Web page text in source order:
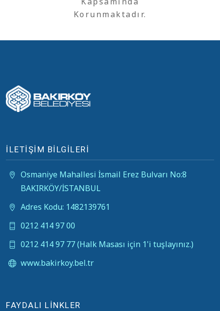
Korunmaktadır.
İLETİŞİM BİLGİLERİ
Osmaniye Mahallesi İsmail Erez Bulvarı No:8
BAKIRKÖY/İSTANBUL
Adres Kodu: 1482139761
0212 414 97 00
0212 414 97 77 (Halk Masası için 1'i tuşlayınız.)
www.bakirkoy.bel.tr
FAYDALI LİNKLER